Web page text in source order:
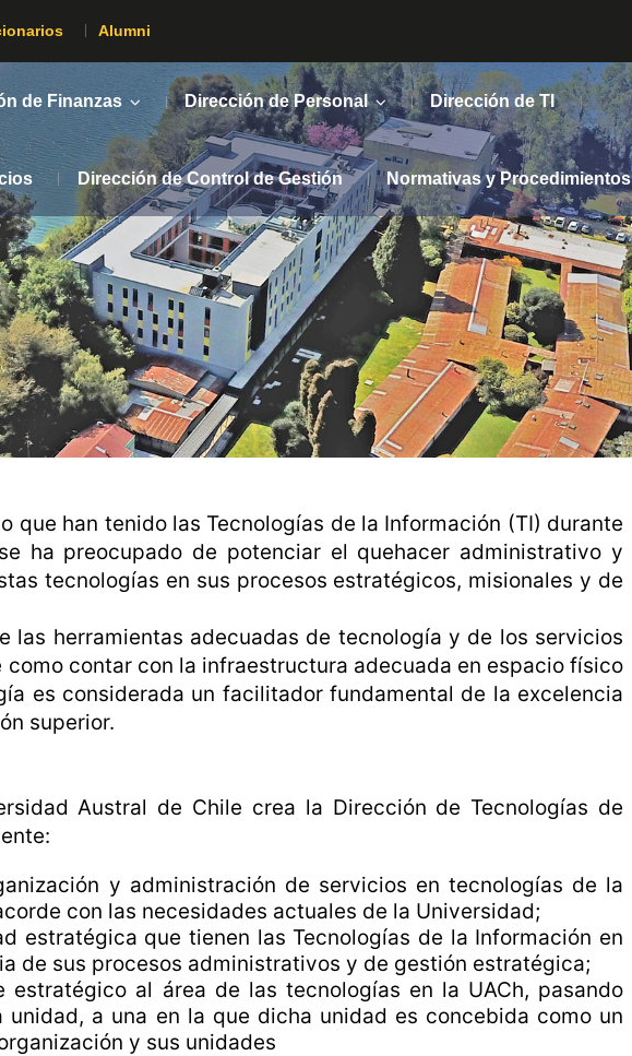
Alumni
de Finanzas Dirección de Personal Dirección de TI
Dirección de Control de Gestión Normativas y Procedimientos
que han tenido las Tecnologías de la Información (TI) durante
ha preocupado de potenciar el quehacer administrativo y
tecnologías en sus procesos estratégicos, misionales y de
las herramientas adecuadas de tecnología y de los servicios
contar con la infraestructura adecuada en espacio físico
es considerada un facilitador fundamental de la excelencia
superior.
Austral de Chile crea la Dirección de Tecnologías de
y administración de servicios en tecnologías de la
con las necesidades actuales de la Universidad;
estratégica que tienen las Tecnologías de la Información en
de sus procesos administrativos y de gestión estratégica;
al área de las tecnologías en la UACh, pasando
a una en la que dicha unidad es concebida como un
y sus unidades
Fernando de la Costa Lara
TI
Dr. Fernando de la Costa Lara
Director TI